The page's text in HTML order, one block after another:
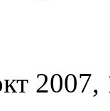
2007,